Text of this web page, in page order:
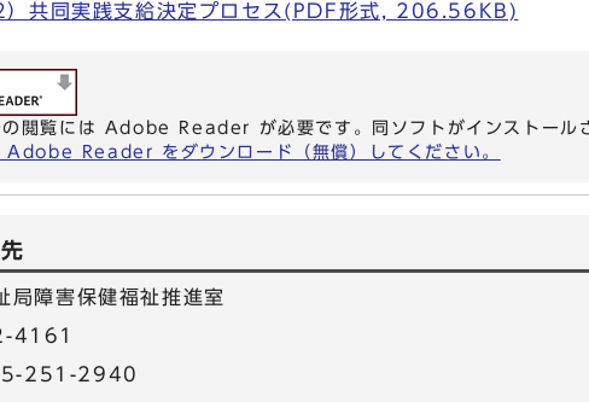
2）共同実践支給決定プロセス(PDF形式, 206.56KB)
の閲覧には Adobe Reader が必要です。同ソフトがインストール
Adobe Reader をダウンロード（無償）してください。
局障害保健福祉推進室
4161
251-2940